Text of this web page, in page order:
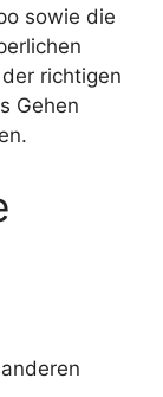
sowie die
richtigen
Gehen